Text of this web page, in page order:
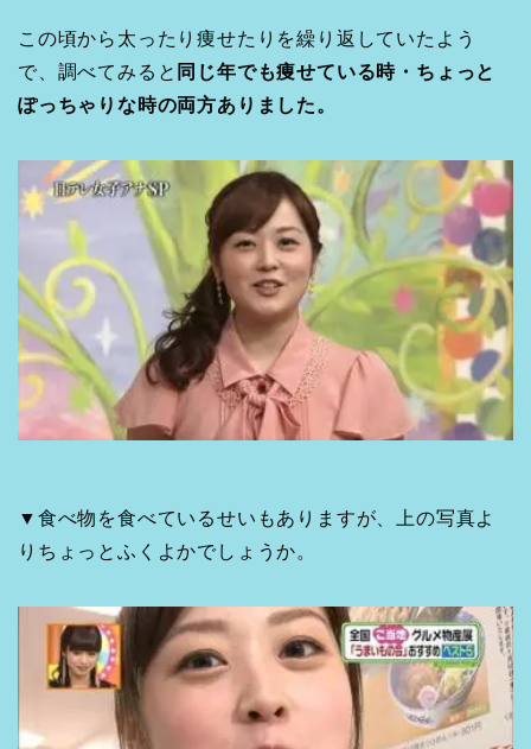
この頃から太ったり痩せたりを繰り返していたよう
で、調べてみると 同じ年でも痩せている時・ちょっと
ぽっちゃりな時の両方ありました。
▼食べ物を食べているせいもありますが、上の写真よ
りちょっとふくよかでしょうか。